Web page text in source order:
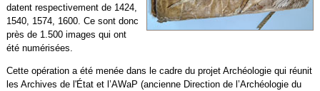
datent respectivement de 1424,
1540, 1574, 1600. Ce sont donc
près de 1.500 images qui ont
été numérisées.
Cette opération a été menée dans le cadre du projet Archéologie qui réunit
les Archives de l'État et l’AWaP (ancienne Direction de l’Archéologie du